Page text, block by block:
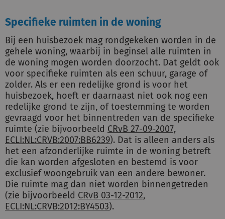
Specifieke ruimten in de woning
Bij een huisbezoek mag rondgekeken worden in de
gehele woning, waarbij in beginsel alle ruimten in
de woning mogen worden doorzocht. Dat geldt ook
voor specifieke ruimten als een schuur, garage of
zolder. Als er een redelijke grond is voor het
huisbezoek, hoeft er daarnaast niet ook nog een
redelijke grond te zijn, of toestemming te worden
gevraagd voor het binnentreden van de specifieke
ruimte (zie bijvoorbeeld CRvB 27-09-2007,
ECLI:NL:CRVB:2007:BB6239). Dat is alleen anders als
het een afzonderlijke ruimte in de woning betreft
die kan worden afgesloten en bestemd is voor
exclusief woongebruik van een andere bewoner.
Die ruimte mag dan niet worden binnengetreden
(zie bijvoorbeeld CRvB 03-12-2012,
ECLI:NL:CRVB:2012:BY4503).